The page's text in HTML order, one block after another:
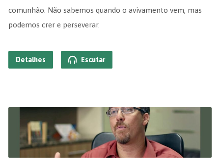
comunhão. Não sabemos quando o avivamento vem, mas
podemos crer e perseverar.
Detalhes Escutar